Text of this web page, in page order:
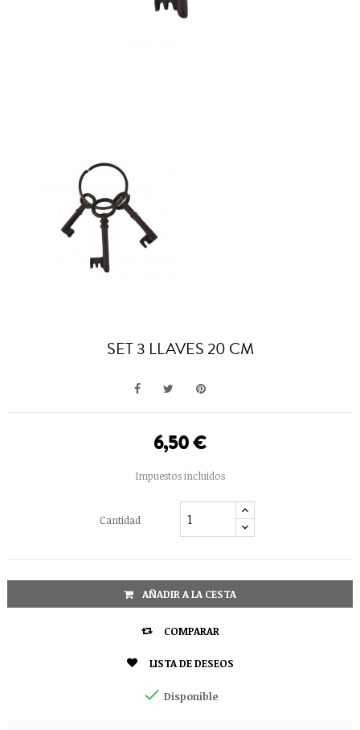
SET 3 LLAVES 20 CM
6,50 €
Impuestos incluidos
Cantidad
AÑADIR A LA CESTA
 COMPARAR
 LISTA DE DESEOS
 Disponible